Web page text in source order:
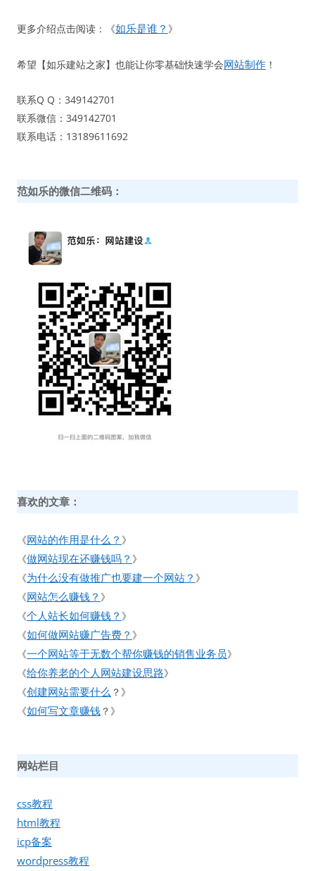
更多介绍点击阅读：《如乐是谁？ 》
希望【如乐建站之家】也能让你零基础快速学会网站制作 ！
联系Q Q：349142701
联系微信：349142701
联系电话：13189611692
范如乐的微信二维码：
喜欢的文章：
《网站的作用是什么？ 》
《做网站现在还赚钱吗？ 》
《为什么没有做推广也要建一个网站？ 》
《网站怎么赚钱？ 》
《个人站长如何赚钱？ 》
《如何做网站赚广告费？ 》
《一个网站等于无数个帮你赚钱的销售业务员》
《给你养老的个人网站建设思路》
《创建网站需要什么 ？》
《如何写文章赚钱 ？》
网站栏目
css教程
html教程
icp备案
wordpress教程